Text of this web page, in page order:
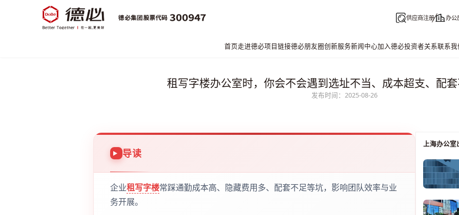
供应商注册 办公
首页走进德必项目链接德必朋友圈创新服务新闻中心加入德必投资者关系联系我
租写字楼办公室时，你会不会遇到选址不当、成本超支、配套
发布时间：2025-08-26
导读
企业租写字楼常踩通勤成本高、隐藏费用多、配套不足等坑，影响团队效率与业
务开展。
上海办公室